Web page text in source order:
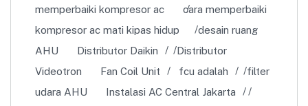
memperbaiki kompresor ac
cara memperbaiki
kompresor ac mati kipas hidup
desain ruang
AHU
Distributor Daikin
Distributor
Videotron
Fan Coil Unit fcu adalah
filter
udara AHU
Instalasi AC Central Jakarta